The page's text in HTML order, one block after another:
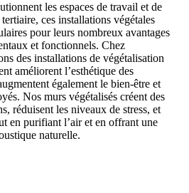
les espaces de travail et de
ces installations végétales
pour leurs nombreux avantages
et fonctionnels. Chez
des installations de végétalisation
améliorent l’esthétique des
également le bien-être et
Nos murs végétalisés créent des
réduisent les niveaux de stress, et
en purifiant l’air et en offrant une
naturelle.